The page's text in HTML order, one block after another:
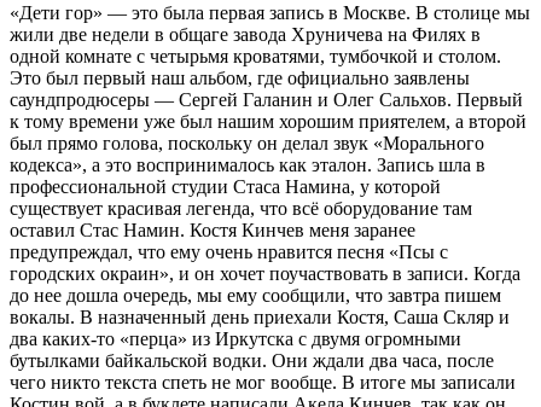
«Дети гор» — это была первая запись в Москве. В столице мы
жили две недели в общаге завода Хруничева на Филях в
одной комнате с четырьмя кроватями, тумбочкой и столом.
Это был первый наш альбом, где официально заявлены
саундпродюсеры — Сергей Галанин и Олег Сальхов. Первый
к тому времени уже был нашим хорошим приятелем, а второй
был прямо голова, поскольку он делал звук «Морального
кодекса», а это воспринималось как эталон. Запись шла в
профессиональной студии Стаса Намина, у которой
существует красивая легенда, что всё оборудование там
оставил Стас Намин. Костя Кинчев меня заранее
предупреждал, что ему очень нравится песня «Псы с
городских окраин», и он хочет поучаствовать в записи. Когда
до нее дошла очередь, мы ему сообщили, что завтра пишем
вокалы. В назначенный день приехали Костя, Саша Скляр и
два каких-то «перца» из Иркутска с двумя огромными
бутылками байкальской водки. Они ждали два часа, после
чего никто текста спеть не мог вообще. В итоге мы записали